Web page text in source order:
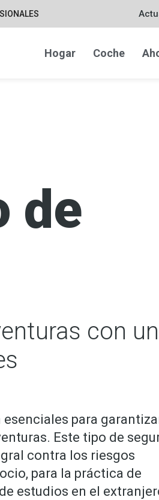
Hogar Coche
de
con un
esenciales para
Este tipo de
contra los riesgos
para la práctica de
estudios en el